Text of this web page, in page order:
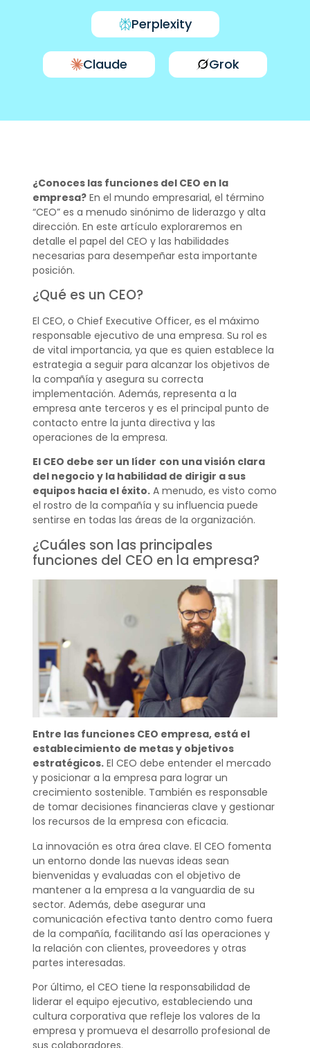
Perplexity
Claude Grok
¿Conoces las funciones del CEO en la
empresa?En el mundo empresarial, el término
“CEO” es a menudo sinónimo de liderazgo y alta
dirección. En este artículo exploraremos en
detalle el papel del CEO y las habilidades
necesarias para desempeñar esta importante
posición.
¿Qué es un CEO?
El CEO, o Chief Executive Officer, es el máximo
responsable ejecutivo de una empresa. Su rol es
de vital importancia, ya que es quien establece la
estrategia a seguir para alcanzar los objetivos de
la compañía y asegura su correcta
implementación. Además, representa a la
empresa ante terceros y es el principal punto de
contacto entre la junta directiva y las
operaciones de la empresa.
El CEO debe ser un líder con una visión clara
del negocio y la habilidad de dirigir a sus
equipos hacia el éxito.A menudo, es visto como
el rostro de la compañía y su influencia puede
sentirse en todas las áreas de la organización.
¿Cuáles son las principales
funciones del CEO en la empresa?
Entre las funciones CEO empresa, está el
establecimiento de metas y objetivos
estratégicos.El CEO debe entender el mercado
y posicionar a la empresa para lograr un
crecimiento sostenible. También es responsable
de tomar decisiones financieras clave y gestionar
los recursos de la empresa con eficacia.
La innovación es otra área clave. El CEO fomenta
un entorno donde las nuevas ideas sean
bienvenidas y evaluadas con el objetivo de
mantener a la empresa a la vanguardia de su
sector. Además, debe asegurar una
comunicación efectiva tanto dentro como fuera
de la compañía, facilitando así las operaciones y
la relación con clientes, proveedores y otras
partes interesadas.
Por último, el CEO tiene la responsabilidad de
liderar el equipo ejecutivo, estableciendo una
cultura corporativa que refleje los valores de la
empresa y promueva el desarrollo profesional de